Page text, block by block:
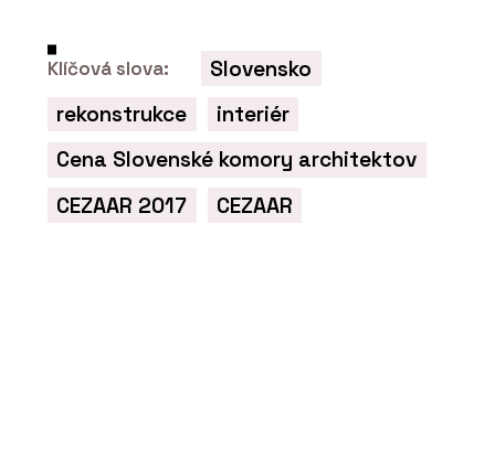
Moderní pojetí páčkových vypínačů
NEXA z tradičních materiálů
Klíčová slova:
Slovensko
rekonstrukce
interiér
Cena Slovenské komory architektov
CEZAAR 2017
CEZAAR